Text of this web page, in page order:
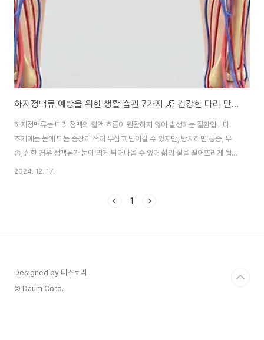
하지정맥류 예방을 위한 생활 습관 7가지 🦵 건강한 다리 만들기
하지정맥류는 다리 정맥의 혈액 흐름이 원활하지 않아 발생하는 질환입니다.
초기에는 눈에 띄는 증상이 적어 무심코 넘어갈 수 있지만, 방치하면 통증, 부
종, 심한 경우 정맥류가 눈에 띄게 튀어나올 수 있어 삶의 질을 떨어뜨리게 됩니
다. 하지만 생활 습관을 조금만 개선하면 하지정맥류를 예방하고 건강한 다리
습관을 알아보고 가벼운 다리를 만들어 보세요! 🌿1. 오래 서 있거나 앉아 있지
2024. 12. 17.
1
Designed by 티스토리
© Daum Corp.